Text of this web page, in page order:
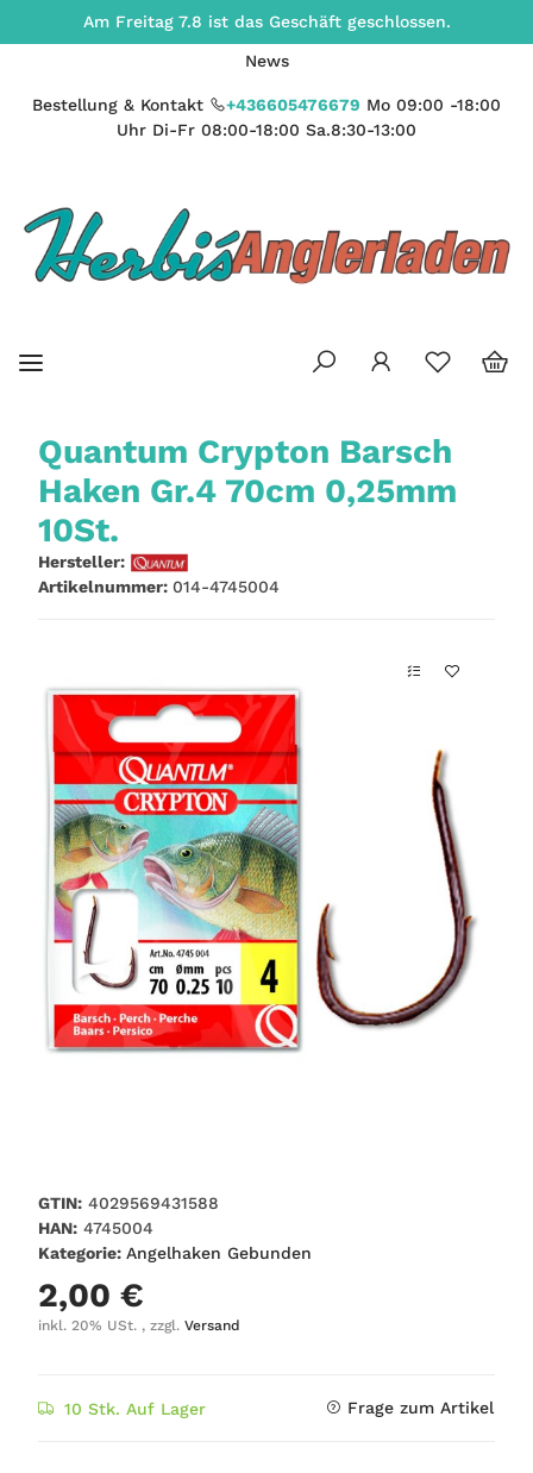
Am Freitag 7.8 ist das Geschäft geschlossen.
News
Bestellung & Kontakt +436605476679 Mo 09:00 -18:00
Uhr Di-Fr 08:00-18:00 Sa.8:30-13:00
Quantum Crypton Barsch
Haken Gr.4 70cm 0,25mm
10St.
Hersteller:
Artikelnummer: 014-4745004
GTIN: 4029569431588
HAN: 4745004
Kategorie: Angelhaken Gebunden
2,00 €
inkl. 20% USt. , zzgl. Versand
10 Stk. Auf Lager Frage zum Artikel